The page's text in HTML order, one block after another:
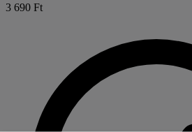
3 690 Ft